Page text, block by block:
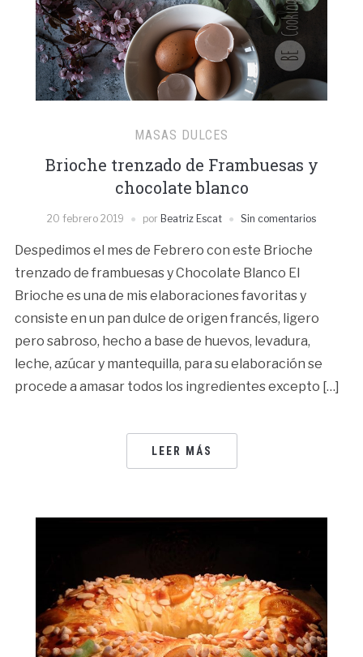
MASAS DULCES
Brioche trenzado de Frambuesas y
chocolate blanco
20 febrero 2019 por Beatriz Escat Sin comentarios
Despedimos el mes de Febrero con este Brioche
trenzado de frambuesas y Chocolate Blanco El
Brioche es una de mis elaboraciones favoritas y
consiste en un pan dulce de origen francés, ligero
pero sabroso, hecho a base de huevos, levadura,
leche, azúcar y mantequilla, para su elaboración se
procede a amasar todos los ingredientes excepto […]
LEER MÁS